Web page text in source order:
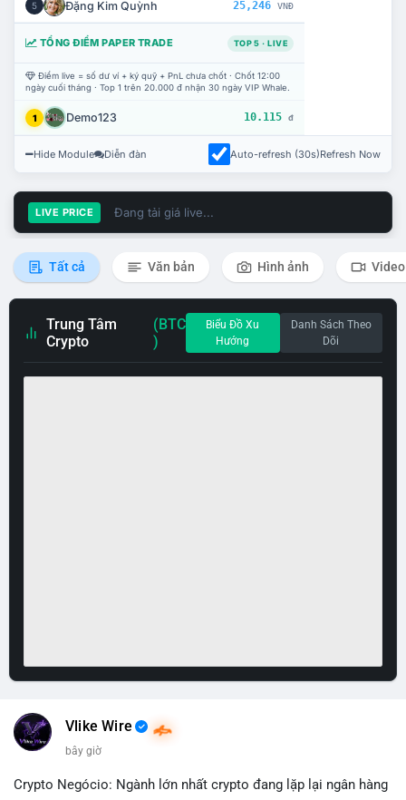
5 Đặng Kim Quỳnh 25,246 VNĐ
TỔNG ĐIỂM PAPER TRADE TOP 5 · LIVE
Điểm live = số dư ví + ký quỹ + PnL chưa chốt · Chốt 12:00
ngày cuối tháng · Top 1 trên 20.000 đ nhận 30 ngày VIP Whale.
1 Demo123 10.115 đ
Hide Module Diễn đàn Auto-refresh (30s)Refresh Now
LIVE PRICE Đang tải giá live...
Tất cả Văn bản Hình ảnh Video
Trung Tâm
Crypto
(BTC
)
Biểu Đồ Xu
Hướng
Danh Sách Theo
Dõi
Vlike Wire
bây giờ
Crypto Negócio: Ngành lớn nhất crypto đang lặp lại ngân hàng